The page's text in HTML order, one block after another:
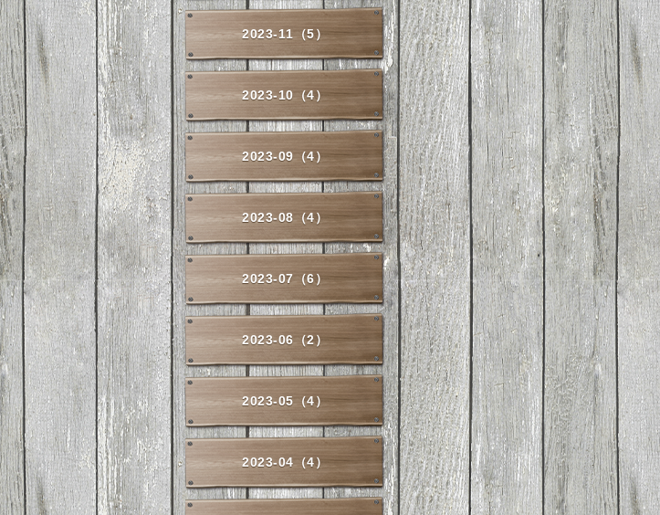
2023-11（5）
2023-10（4）
2023-09（4）
2023-08（4）
2023-07（6）
2023-06（2）
2023-05（4）
2023-04（4）